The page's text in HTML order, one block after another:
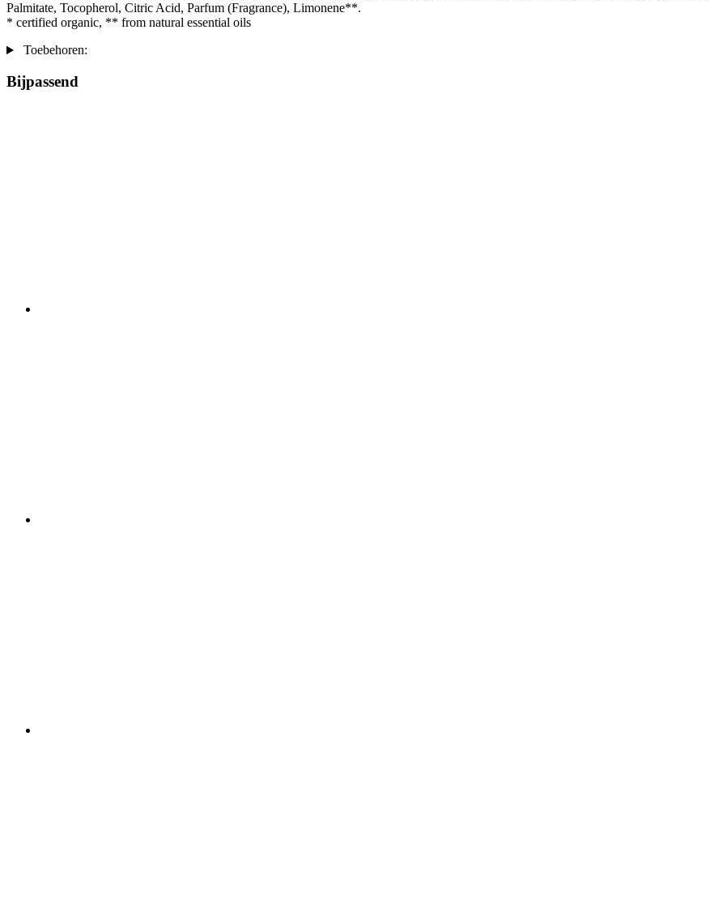
Palmitate, Tocopherol, Citric Acid, Parfum (Fragrance), Limonene**.
* certified organic, ** from natural essential oils
Toebehoren:
Bijpassend